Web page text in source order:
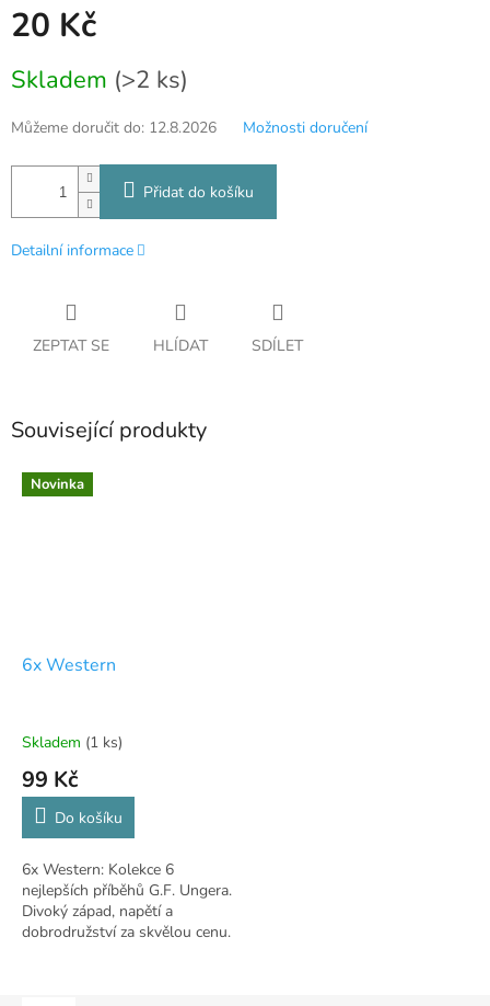
20 Kč
cena:
Skladem (>2 ks)
Můžeme doručit do: 12.8.2026 Možnosti doručení
Přidat do košíku
Detailní informace
ZEPTAT SE HLÍDAT SDÍLET
Související produkty
Novinka
6x Western
Skladem (1 ks)
99 Kč
Do košíku
6x Western: Kolekce 6
nejlepších příběhů G.F. Ungera.
Divoký západ, napětí a
dobrodružství za skvělou cenu.